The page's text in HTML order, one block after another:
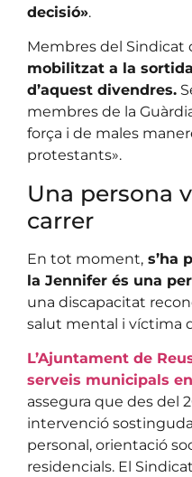
decisió».
Membres del Sindicat
mobilitzat a la
d’aquest divendres.
membres de la
força i de males
protestants».
Una persona
carrer
En tot moment, s’ha
la Jennifer és una
una discapacitat
salut mental i víctima
L’Ajuntament de
serveis municipals
assegura que des del
intervenció
personal, orientació
residencials. El